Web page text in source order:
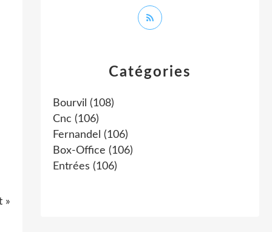
»
Catégories
Bourvil (108)
Cnc (106)
Fernandel (106)
Box-Office (106)
Entrées (106)